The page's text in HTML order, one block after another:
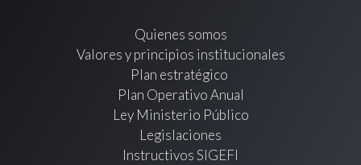
Quienes somos
Valores y principios institucionales
Plan estratégico
Plan Operativo Anual
Ley Ministerio Público
Legislaciones
Instructivos SIGEFI